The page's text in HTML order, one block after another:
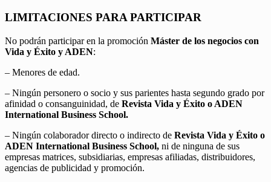
LIMITACIONES PARA PARTICIPAR
No podrán participar en la promoción Máster de los negocios con
Vida y Éxito y ADEN:
– Menores de edad.
– Ningún personero o socio y sus parientes hasta segundo grado por
afinidad o consanguinidad, de Revista Vida y Éxito o ADEN
International Business School.
– Ningún colaborador directo o indirecto de Revista Vida y Éxito o
ADEN International Business School, ni de ninguna de sus
empresas matrices, subsidiarias, empresas afiliadas, distribuidores,
agencias de publicidad y promoción.